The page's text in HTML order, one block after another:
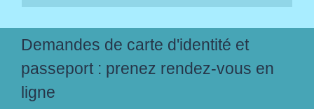
Demandes de carte d'identité et
passeport : prenez rendez-vous en
ligne